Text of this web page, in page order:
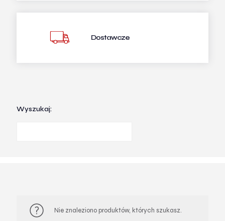
Dostawcze
Wyszukaj:
Nie znaleziono produktów, których szukasz.